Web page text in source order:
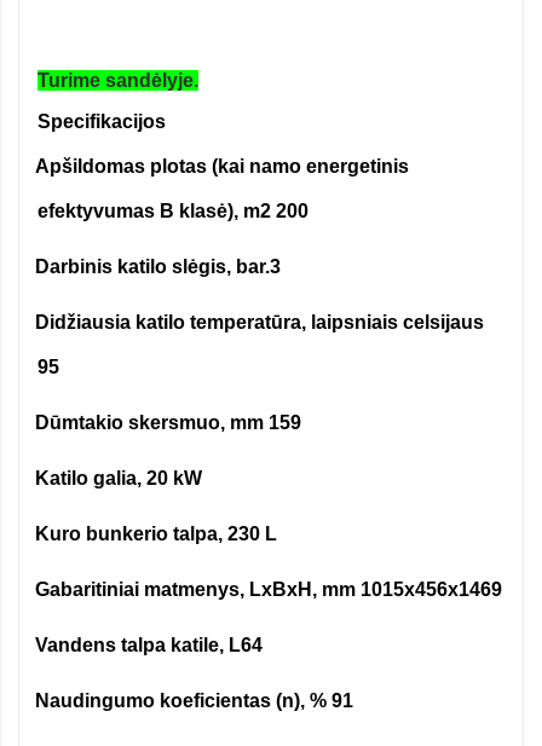
Turime sandėlyje.
Specifikacijos
Apšildomas plotas (kai namo energetinis
efektyvumas B klasė), m2 200
Darbinis katilo slėgis, bar.3
Didžiausia katilo temperatūra, laipsniais celsijaus
95
Dūmtakio skersmuo, mm 159
Katilo galia, 20 kW
Kuro bunkerio talpa, 230 L
Gabaritiniai matmenys, LxBxH , mm 1015x456x1469
Vandens talpa katile, L64
Naudingumo koeficientas (n), % 91